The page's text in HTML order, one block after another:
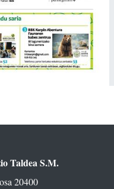
Taldea S.M.
20400